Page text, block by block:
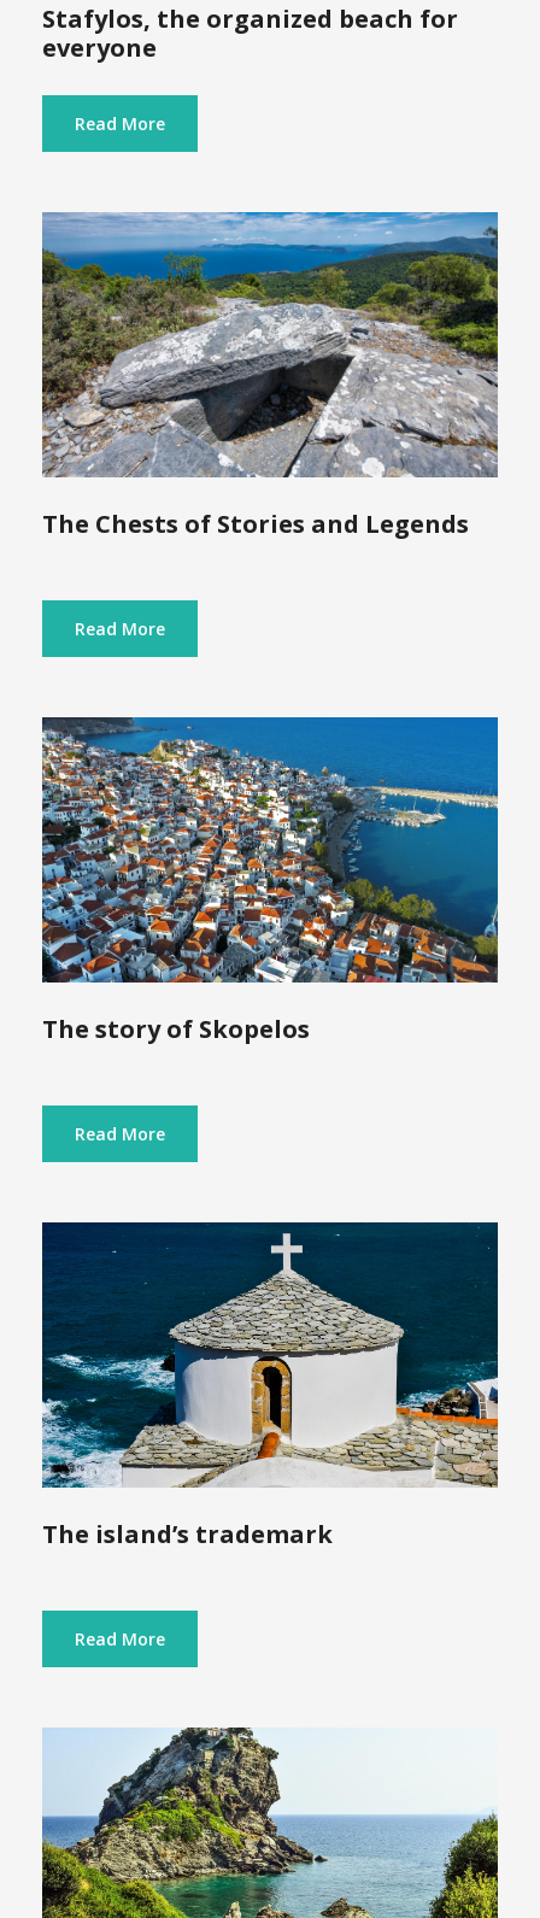
Stafylos, the organized beach for
everyone
Read More
The Chests of Stories and Legends
Read More
The story of Skopelos
Read More
The island’s trademark
Read More